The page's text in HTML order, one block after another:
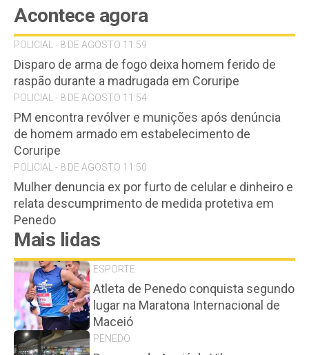
Acontece agora
POLICIAL - 8 DE AGOSTO 11:59
Disparo de arma de fogo deixa homem ferido de
raspão durante a madrugada em Coruripe
POLICIAL - 8 DE AGOSTO 11:54
PM encontra revólver e munições após denúncia
de homem armado em estabelecimento de
Coruripe
POLICIAL - 8 DE AGOSTO 11:50
Mulher denuncia ex por furto de celular e dinheiro e
relata descumprimento de medida protetiva em
Penedo
Mais lidas
ESPORTE
Atleta de Penedo conquista segundo
lugar na Maratona Internacional de
Maceió
PENEDO